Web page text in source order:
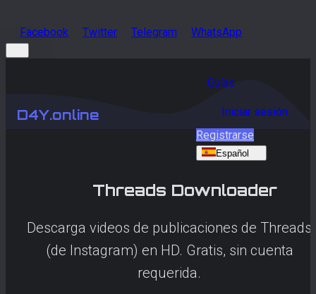
Facebook Twitter Telegram WhatsApp
D4Y.online
Guías
Iniciar sesión
Registrarse
Español
Threads Downloader
Descarga videos de publicaciones de Threads
(de Instagram) en HD. Gratis, sin cuenta
requerida.